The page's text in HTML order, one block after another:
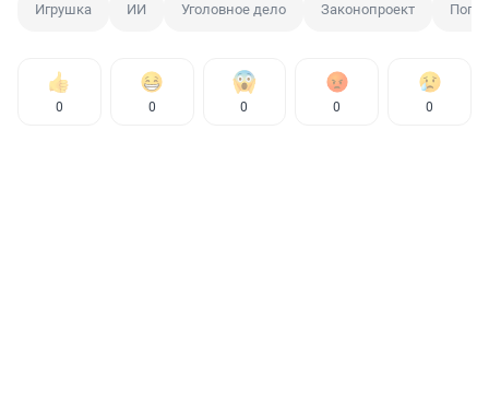
Игрушка ИИ Уголовное дело Законопроект
0 0 0 0 0